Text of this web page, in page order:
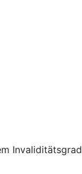
Invaliditätsgrad